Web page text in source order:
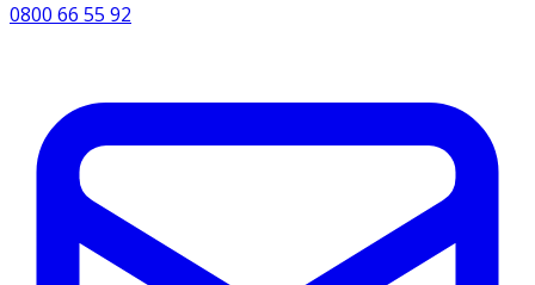
0800 66 55 92